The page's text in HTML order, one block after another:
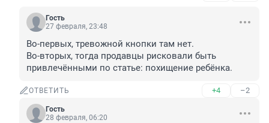
Гость
27 февраля, 23:48
Во-первых, тревожной кнопки там нет.
Во-вторых, тогда продавцы рисковали быть
привлечёнными по статье: похищение ребёнка.
ОТВЕТИТЬ +4 –2
Гость
28 февраля, 06:20